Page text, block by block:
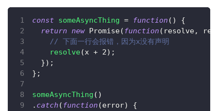
const someAsyncThing = function ( )
{
return new Promise( function ( resolve,
// 下面一行会报错，因为x没有声明
resolve(x + 2) ;
}) ;
} ;
someAsyncThing ( )
. catch ( function (error)
{